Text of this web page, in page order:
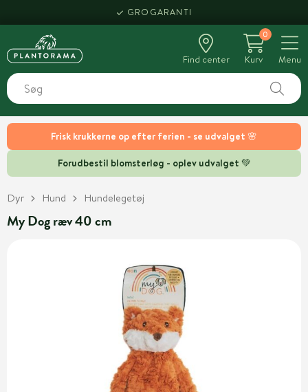
Frisk krukkerne op efter ferien - se udvalget 🌸
Forudbestil blomsterløg - oplev udvalget 💚
GROGARANTI
Find center
0
Kurv
Menu
Dyr Hund Hundelegetøj
My Dog ræv 40 cm